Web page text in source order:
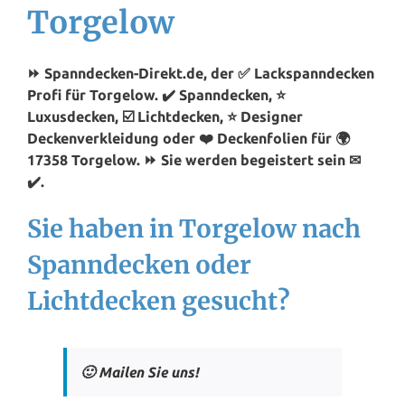
Torgelow
⏩ Spanndecken-Direkt.de, der ✅ Lackspanndecken
Profi für Torgelow. ✔️ Spanndecken, ⭐
Luxusdecken, ☑️ Lichtdecken, ⭐ Designer
Deckenverkleidung oder ❤️ Deckenfolien für 🌍
17358 Torgelow. ⏩ Sie werden begeistert sein ✉
✔️.
Sie haben in Torgelow nach
Spanndecken oder
Lichtdecken gesucht?
🙂 Mailen Sie uns!